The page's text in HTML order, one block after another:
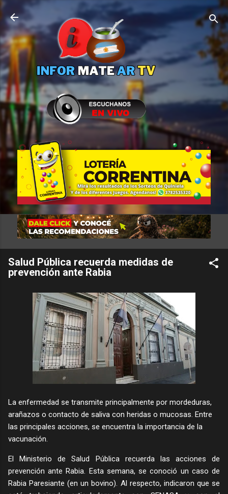
Ir al contenido principal
Salud Pública recuerda medidas de
prevención ante Rabia
La enfermedad se transmite principalmente por mordeduras,
arañazos o contacto de saliva con heridas o mucosas. Entre
las principales acciones, se encuentra la importancia de la
vacunación.
El Ministerio de Salud Pública recuerda las acciones de
prevención ante Rabia. Esta semana, se conoció un caso de
Rabia Paresiante (en un bovino). Al respecto, indicaron que se